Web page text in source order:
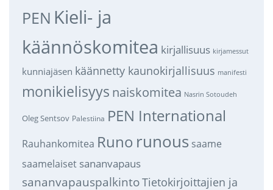
PEN Kieli- ja
käännöskomitea kirjallisuus kirjamessut
kunniajäsen käännetty kaunokirjallisuus manifesti
monikielisyys naiskomitea Nasrin Sotoudeh
Oleg Sentsov Palestiina PEN International
Rauhankomitea Runo runous saame
saamelaiset sananvapaus
sananvapauspalkintoTietokirjoittajien ja